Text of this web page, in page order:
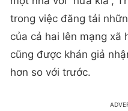
trong việc đăng tải
của cả hai lên mạng xã
cũng được khán giả
hơn so với trước.